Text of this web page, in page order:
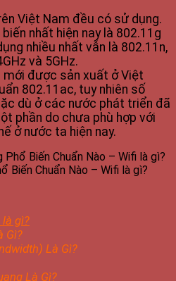
Việt Nam đều có sử dụng.
nhất hiện nay là 802.11g
nhiều nhất vẫn là 802.11n,
và 5GHz.
mới được sản xuất ở Việt
802.11ac, tuy nhiên số
dù ở các nước phát triển đã
phần do chưa phù hợp với
ở nước ta hiện nay.
Biến Chuẩn Nào – Wifi là gì?
là gì?
Gì?
Là Gì?
Là Gì?